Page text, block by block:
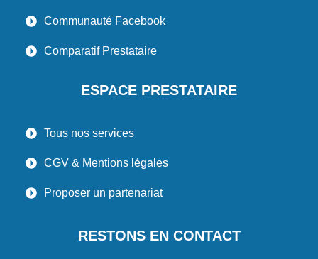
Communauté Facebook
Comparatif Prestataire
ESPACE PRESTATAIRE
Tous nos services
CGV & Mentions légales
Proposer un partenariat
RESTONS EN CONTACT